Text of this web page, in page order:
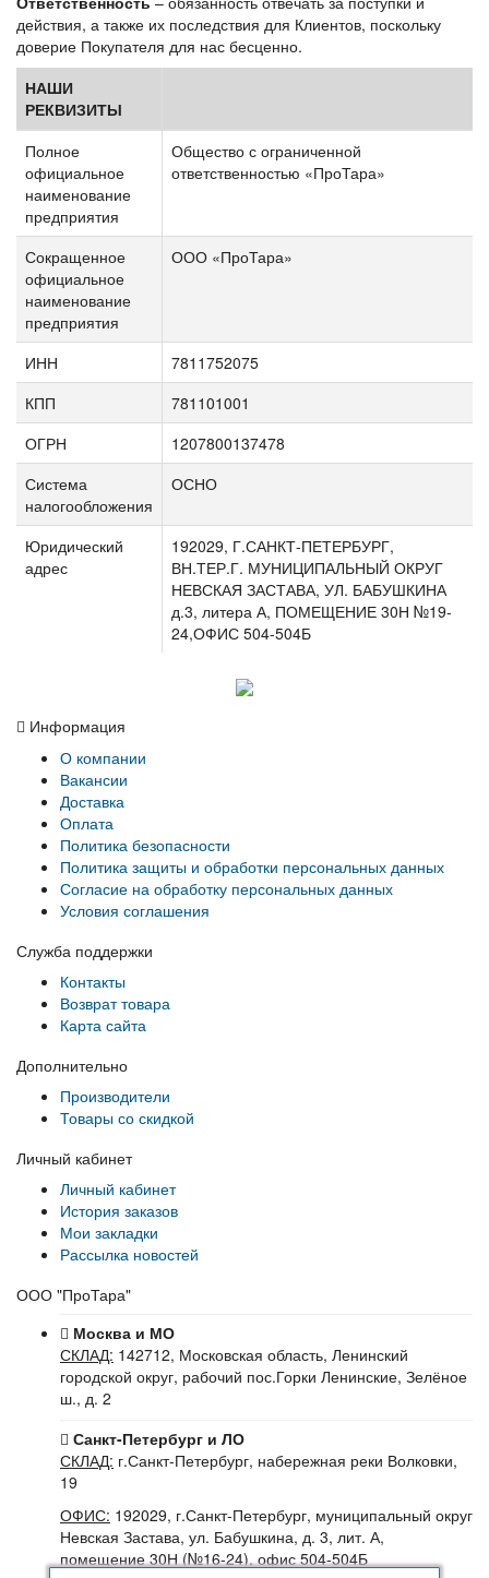
действия, а также их последствия для Клиентов, поскольку
доверие Покупателя для нас бесценно.
НАШИ
РЕКВИЗИТЫ
Полное
официальное
наименование
предприятия
Общество с ограниченной
ответственностью «ПроТара»
Сокращенное
официальное
наименование
предприятия
ООО «ПроТара»
ИНН
7811752075
КПП
781101001
ОГРН
1207800137478
Система
налогообложения
ОСНО
Юридический
адрес
192029, Г.САНКТ-ПЕТЕРБУРГ,
ВН.ТЕР.Г. МУНИЦИПАЛЬНЫЙ ОКРУГ
НЕВСКАЯ ЗАСТАВА, УЛ. БАБУШКИНА
д.3, литера А, ПОМЕЩЕНИЕ 30Н №19-
24,ОФИС 504-504Б
Информация
О компании
Вакансии
Доставка
Оплата
Политика безопасности
Политика защиты и обработки персональных данных
Согласие на обработку персональных данных
Условия соглашения
Служба поддержки
Контакты
Возврат товара
Карта сайта
Дополнительно
Производители
Товары со скидкой
Личный кабинет
Личный кабинет
История заказов
Мои закладки
Рассылка новостей
ООО "ПроТара"
Москва и МО
СКЛАД: 142712, Московская область, Ленинский
городской округ, рабочий пос.Горки Ленинские, Зелёное
ш., д. 2
Санкт-Петербург и ЛО
СКЛАД: г.Санкт-Петербург, набережная реки Волковки,
19
ОФИС: 192029, г.Санкт-Петербург, муниципальный округ
Невская Застава, ул. Бабушкина, д. 3, лит. А,
помещение 30Н (№16-24), офис 504-504Б